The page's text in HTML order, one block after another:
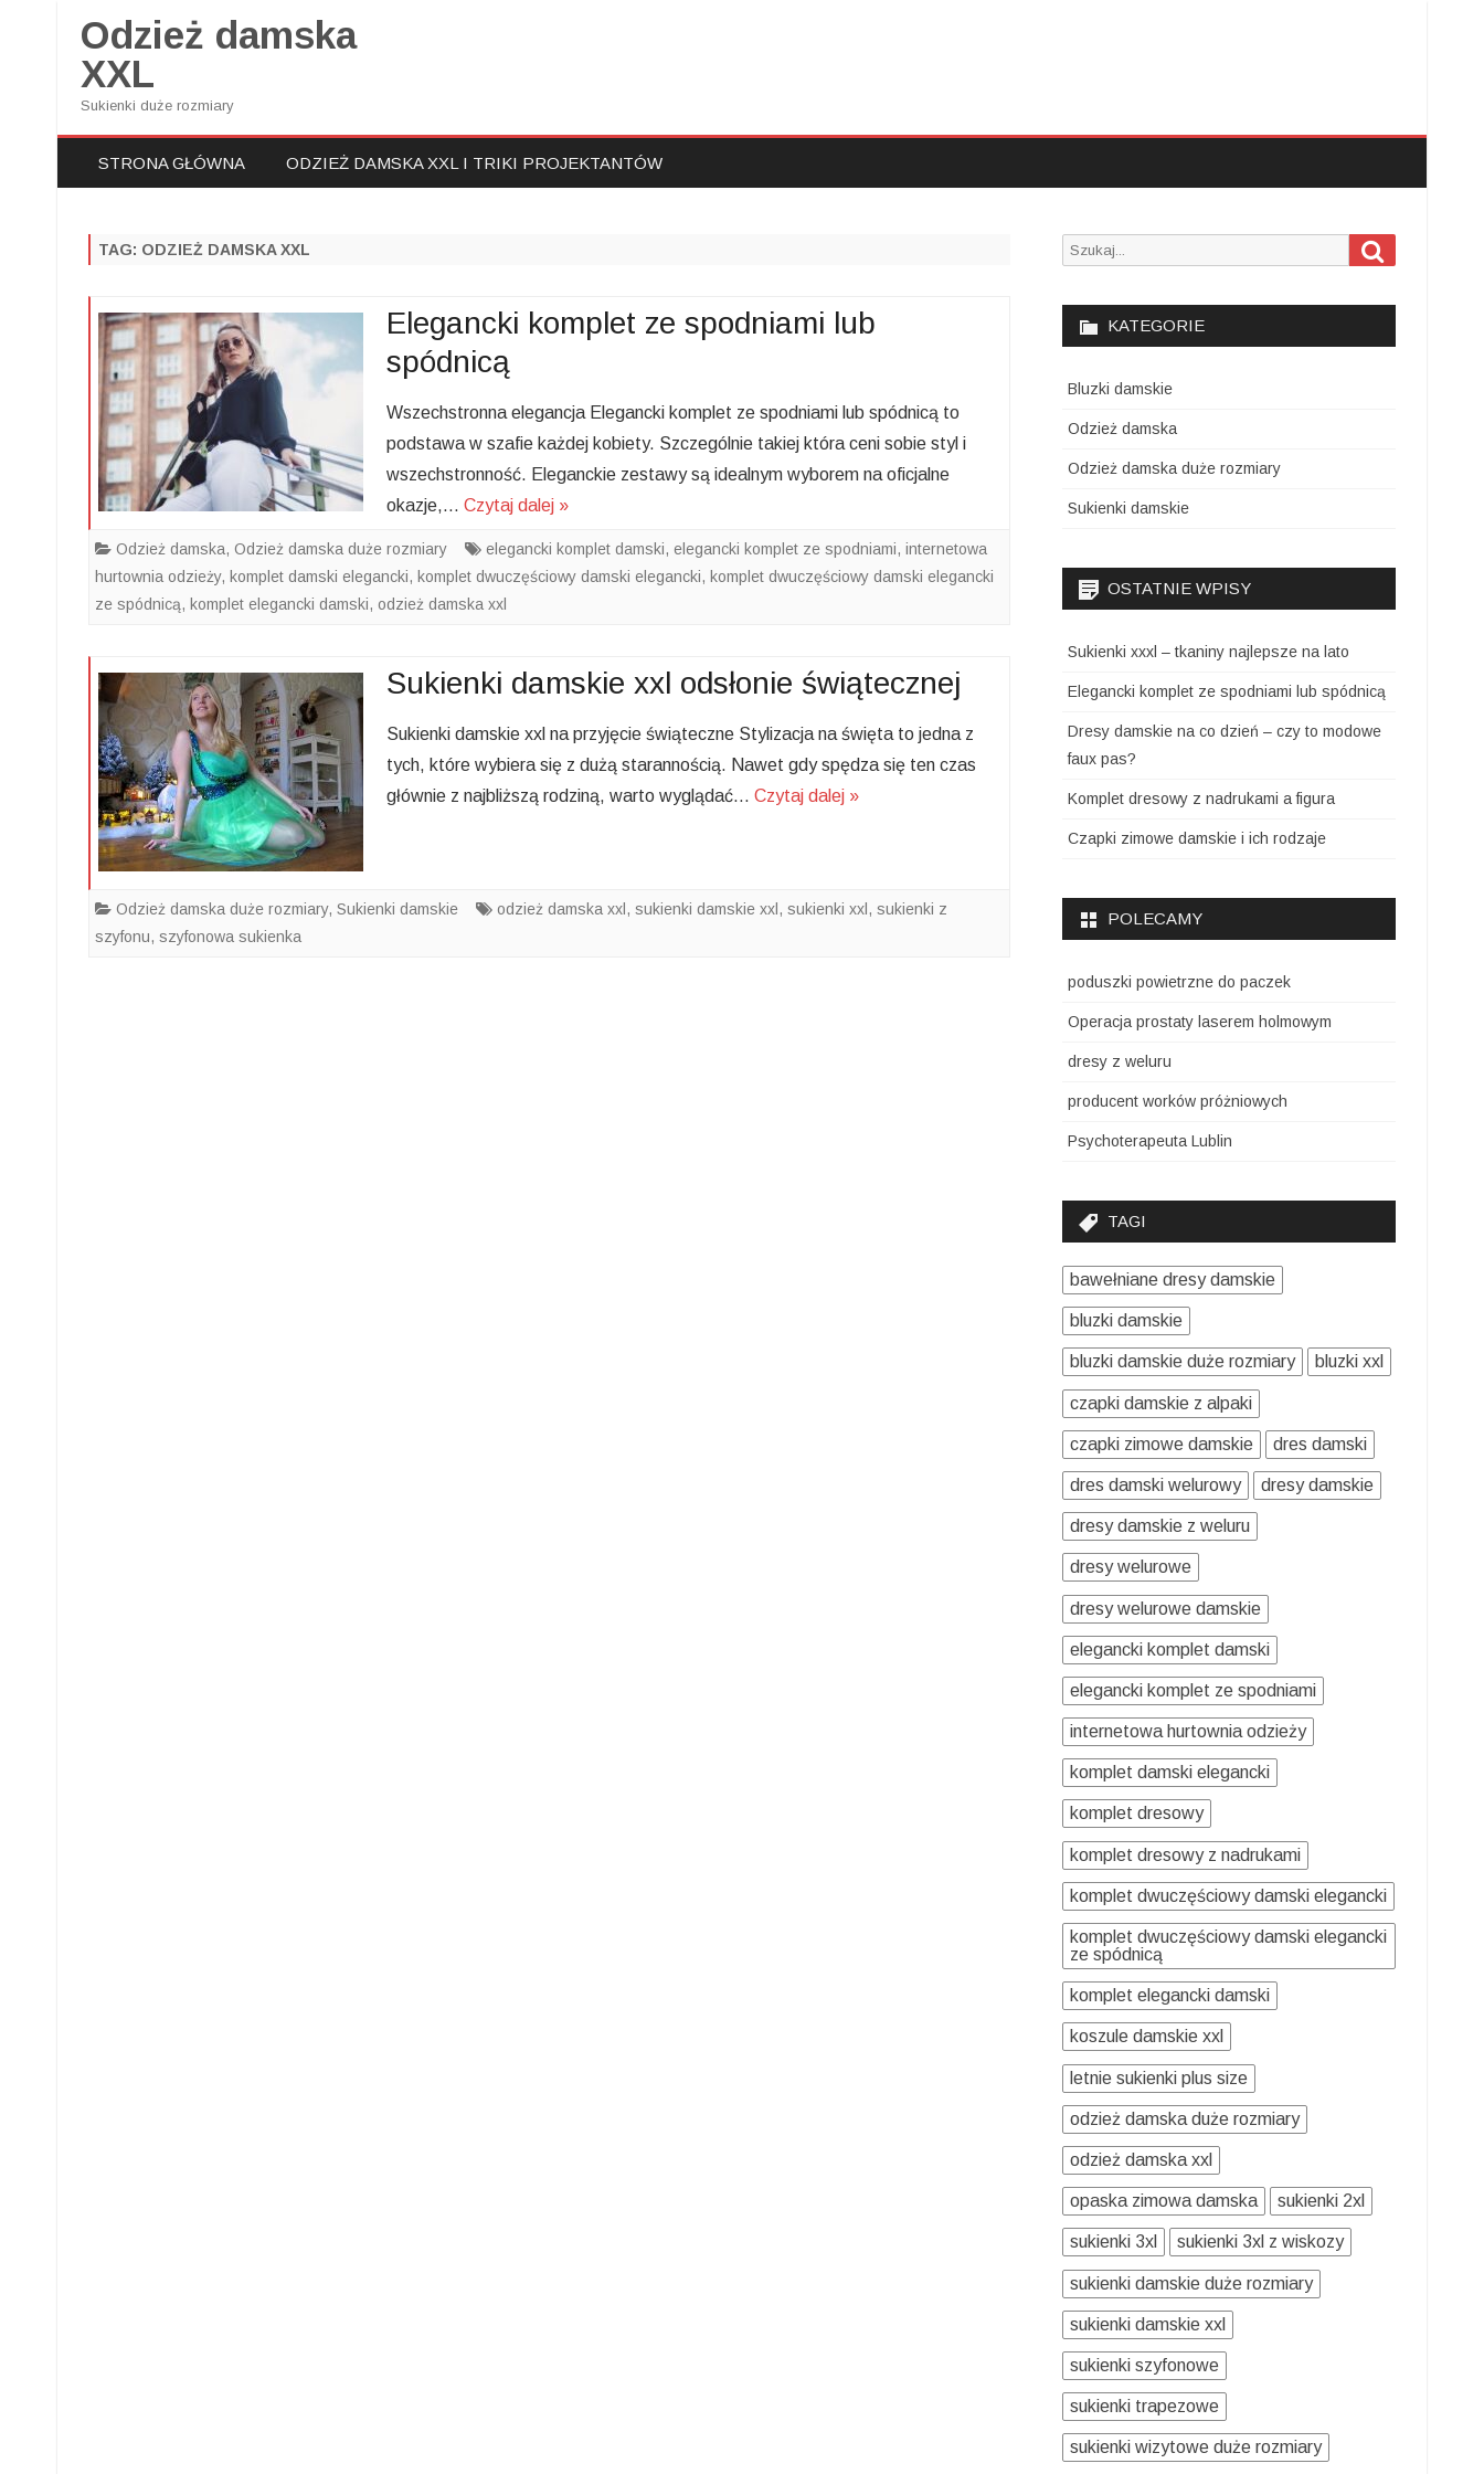
Odzież damska
XXL
Sukienki duże rozmiary
STRONA GŁÓWNA ODZIEŻ DAMSKA XXL I TRIKI PROJEKTANTÓW
TAG: ODZIEŻ DAMSKA XXL
Elegancki komplet ze spodniami lub
spódnicą
Wszechstronna elegancja Elegancki komplet ze spodniami lub spódnicą to
podstawa w szafie każdej kobiety. Szczególnie takiej która ceni sobie styl i
wszechstronność. Eleganckie zestawy są idealnym wyborem na oficjalne
okazje,… Czytaj dalej »
Odzież damska, Odzież damska duże rozmiary elegancki komplet damski, elegancki komplet ze spodniami, internetowa
hurtownia odzieży, komplet damski elegancki, komplet dwuczęściowy damski elegancki, komplet dwuczęściowy damski elegancki
ze spódnicą, komplet elegancki damski, odzież damska xxl
Sukienki damskie xxl odsłonie świątecznej
Sukienki damskie xxl na przyjęcie świąteczne Stylizacja na święta to jedna z
tych, które wybiera się z dużą starannością. Nawet gdy spędza się ten czas
głównie z najbliższą rodziną, warto wyglądać… Czytaj dalej »
Odzież damska duże rozmiary, Sukienki damskie odzież damska xxl , sukienki damskie xxl , sukienki xxl , sukienki z
szyfonu, szyfonowa sukienka
Search
KATEGORIE
Bluzki damskie
Odzież damska
Odzież damska duże rozmiary
Sukienki damskie
OSTATNIE WPISY
Sukienki xxxl – tkaniny najlepsze na lato
Elegancki komplet ze spodniami lub spódnicą
Dresy damskie na co dzień – czy to modowe
faux pas?
Komplet dresowy z nadrukami a figura
Czapki zimowe damskie i ich rodzaje
POLECAMY
poduszki powietrzne do paczek
Operacja prostaty laserem holmowym
dresy z weluru
producent worków próżniowych
Psychoterapeuta Lublin
TAGI
bawełniane dresy damskie
bluzki damskie
bluzki damskie duże rozmiary bluzki xxl
czapki damskie z alpaki
czapki zimowe damskie dres damski
dres damski welurowy dresy damskie
dresy damskie z weluru
dresy welurowe
dresy welurowe damskie
elegancki komplet damski
elegancki komplet ze spodniami
internetowa hurtownia odzieży
komplet damski elegancki
komplet dresowy
komplet dresowy z nadrukami
komplet dwuczęściowy damski elegancki
komplet dwuczęściowy damski elegancki
ze spódnicą
komplet elegancki damski
koszule damskie xxl
letnie sukienki plus size
odzież damska duże rozmiary
odzież damska xxl
opaska zimowa damska sukienki 2xl
sukienki 3xl sukienki 3xl z wiskozy
sukienki damskie duże rozmiary
sukienki damskie xxl
sukienki szyfonowe
sukienki trapezowe
sukienki wizytowe duże rozmiary